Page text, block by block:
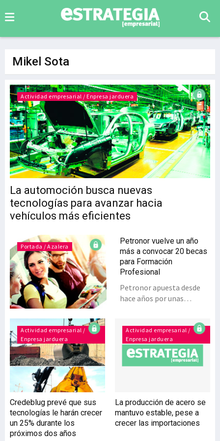
Mikel Sota
La automoción busca nuevas
tecnologías para avanzar hacia
vehículos más eficientes
Actividad empresarial / Enpresa jarduera
Portada / Azalera
Petronor vuelve un año
más a convocar 20 becas
para Formación
Profesional
Petronor apuesta desde
hace años por unas
para alumnos integrados
en la Formación
Profesional (FP) con las
que trata de ofrecer una
opción educativa a los
tanto para Ciclos Medios
como?Ciclos
Superiores.Fundación
Actividad empresarial /
Enpresa jarduera
Credeblug prevé que sus
tecnologías le harán crecer
un 25% durante los
próximos dos años
Actividad empresarial /
Enpresa jarduera
La producción de acero se
mantuvo estable, pese a
crecer las importaciones